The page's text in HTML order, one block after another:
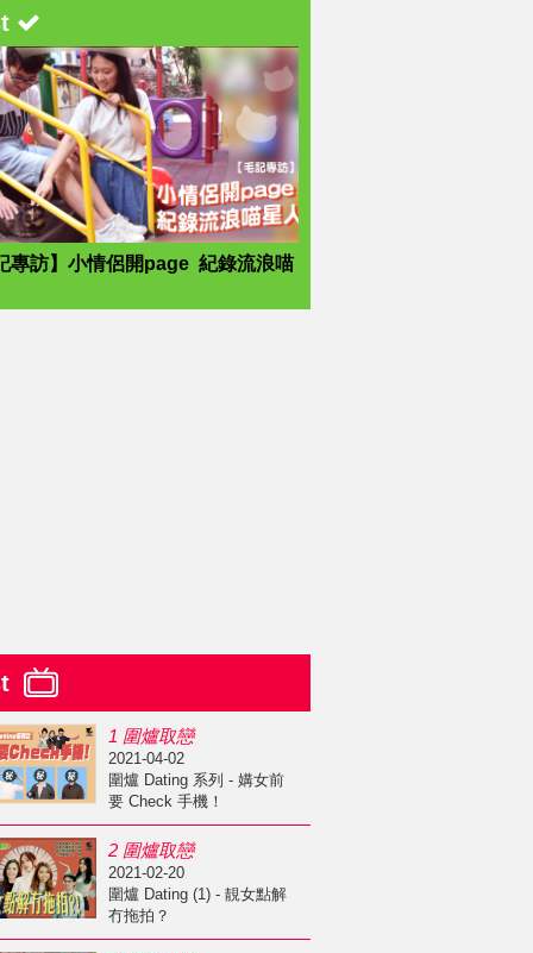
專訪】小情侶開page 紀錄流浪喵
1 圍爐取戀
2021-04-02
圍爐 Dating 系列 - 媾女前
要 Check 手機！
2 圍爐取戀
2021-02-20
圍爐 Dating (1) - 靚女點解
冇拖拍？